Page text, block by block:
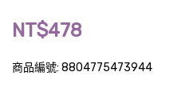
NT$478
商品編號: 8804775473944